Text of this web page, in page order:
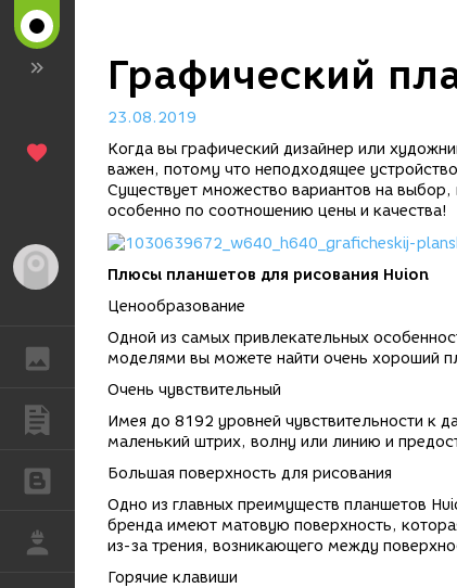
Гость
ГАЛЕРЕЯ
ПУБЛИКАЦИИ
БЛОГИ
РАБОТА
Графический
23.08.2019
Когда вы графический дизайнер или
важен, потому что неподходящее
Существует множество вариантов на выбор,
особенно по соотношению цены и качества!
Плюсы планшетов для рисования Huion
Ценообразование
Одной из самых привлекательных
моделями вы можете найти очень хороший
Очень чувствительный
Имея до 8192 уровней чувствительности к
маленький штрих, волну или линию и
Большая поверхность для рисования
Одно из главных преимуществ планшетов
бренда имеют матовую поверхность,
из-за трения, возникающего между
Горячие клавиши